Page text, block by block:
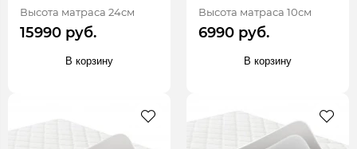
Высота матраса 24см
15990 руб.
В корзину
Высота матраса 10см
6990 руб.
В корзину